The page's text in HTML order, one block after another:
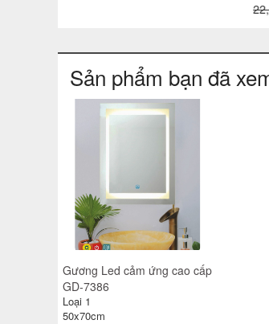
26,000 đ
Sản phẩm bạn đã
Gương Led cảm ứng cao cấp
GD-7386
Loại 1
50x70cm